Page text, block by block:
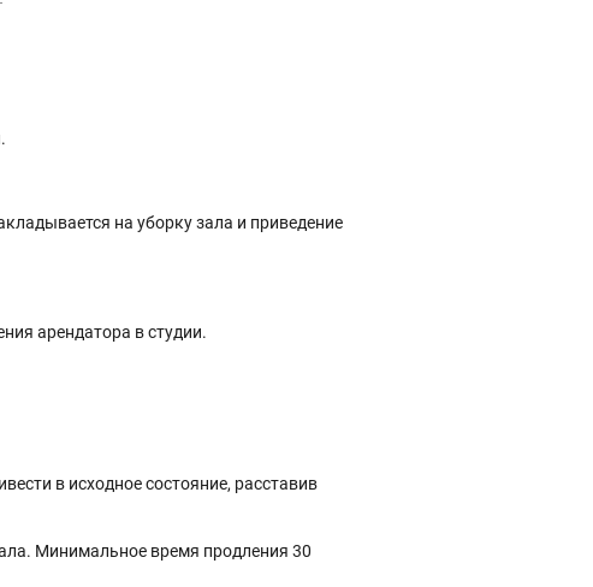
на уборку зала и приведение
арендатора в студии.
в исходное состояние, расставив
Минимальное время продления 30